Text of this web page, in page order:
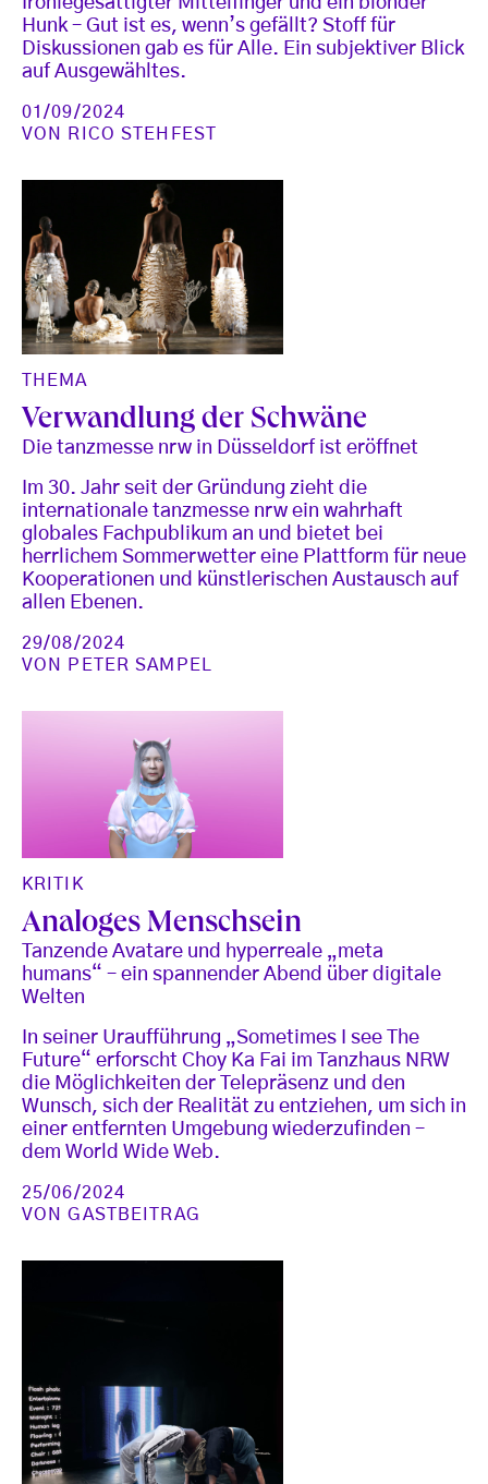
Hunk – Gut ist es, wenn’s gefällt? Stoff für
Diskussionen gab es für Alle. Ein subjektiver Blick
auf Ausgewähltes.
01/09/2024
VON
RICO STEHFEST
THEMA
Verwandlung der Schwäne
Die tanzmesse nrw in Düsseldorf ist eröffnet
Im 30. Jahr seit der Gründung zieht die
internationale tanzmesse nrw ein wahrhaft
globales Fachpublikum an und bietet bei
herrlichem Sommerwetter eine Plattform für neue
Kooperationen und künstlerischen Austausch auf
allen Ebenen.
29/08/2024
VON
PETER SAMPEL
KRITIK
Analoges Menschsein
Tanzende Avatare und hyperreale „meta
humans“ – ein spannender Abend über digitale
Welten
In seiner Uraufführung „Sometimes I see The
Future“ erforscht Choy Ka Fai im Tanzhaus NRW
die Möglichkeiten der Telepräsenz und den
Wunsch, sich der Realität zu entziehen, um sich in
einer entfernten Umgebung wiederzufinden –
dem World Wide Web.
25/06/2024
VONGASTBEITRAG